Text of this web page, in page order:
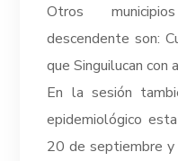
Otros
descendente son:
que Singuilucan con
En la sesión
epidemiológico
20 de septiembre